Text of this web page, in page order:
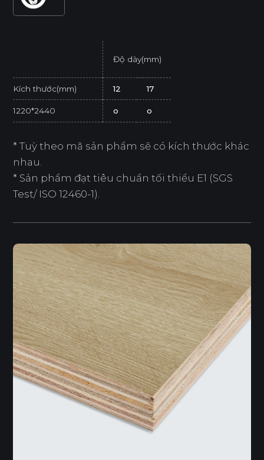
Độ dày(mm)
Kích thước(mm) 12 17
1220*2440 o o
* Tuỳ theo mã sản phẩm sẽ có kích thước khác
nhau.
* Sản phẩm đạt tiêu chuẩn tối thiểu E1 (SGS
Test/ ISO 12460-1).